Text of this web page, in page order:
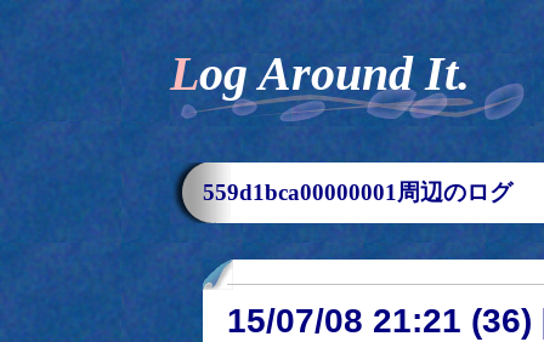
Log Around It.
559d1bca00000001周辺のログ
15/07/08 21:21 (36)